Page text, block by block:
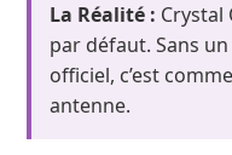
La Réalité : Crystal
par défaut. Sans
officiel, c’est
antenne.